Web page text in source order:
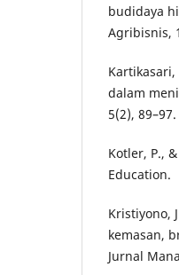
budidaya
Agribisnis,
dalam
5(2), 89–97.
Kotler, P.,
Education.
Kristiyono,
kemasan,
Jurnal